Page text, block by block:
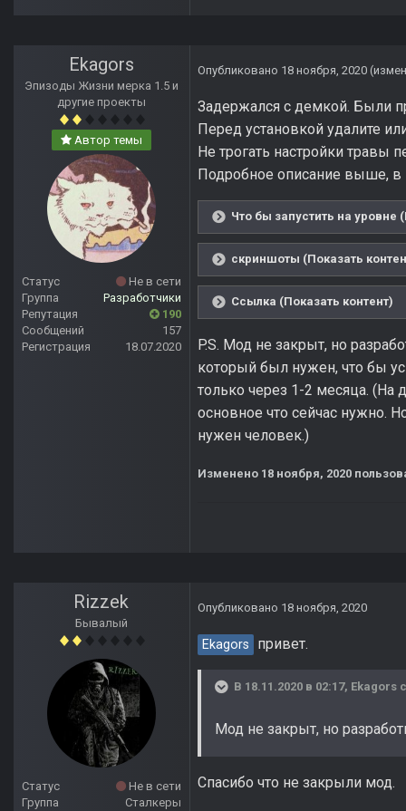
Ekagors
Эпизоды Жизни мерка 1.5 и
другие проекты
Автор темы
Статус
Не в сети
Группа
Разработчики
Репутация
190
Сообщений
157
Регистрация
18.07.2020
Опубликовано 18 ноября, 2020
Задержался с демкой. Были
Перед установкой удалите
Не трогать настройки травы
Подробное описание выше, в
Что бы запустить на уровне
скриншоты (Показать
Ссылка (Показать контент)
P.S. Мод не закрыт, но
который был нужен, что бы
только через 1-2 месяца. (На
основное что сейчас нужно.
нужен человек.)
Изменено 18 ноября, 2020
Rizzek
Бывалый
Статус
Не в сети
Группа
Сталкеры
Опубликовано 18 ноября, 2020
Ekagors привет.
В 18.11.2020 в 02:17, Ekagors
Мод не закрыт, но
Спасибо что не закрыли мод.